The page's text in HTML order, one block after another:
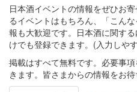
日本酒イベントの情報をぜひお
るイベントはもちろん、「こん
報も大歓迎です。日本酒に関す
けでも登録できます。(入力しや
掲載はすべて無料です。必要事
きます。皆さまからの情報をお